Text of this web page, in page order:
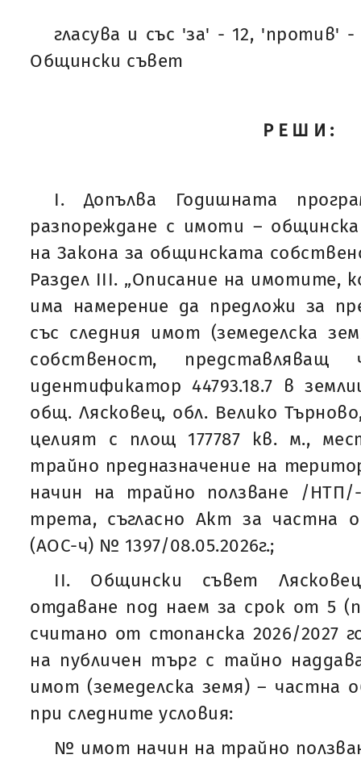
гласува и със 'за' - 12, 'против'
Общински съвет
РЕШИ:
I. Допълва Годишната
разпореждане с имоти –
на Закона за общинската
Раздел III. „Описание на имотите,
има намерение да предложи за
със следния имот (земеделска
собственост,
идентификатор 44793.18.7 в
общ. Лясковец, обл. Велико
целият с площ 177787 кв. м.,
трайно предназначение на
начин на трайно ползване /
трета, съгласно Акт за частна
(АОС-ч) № 1397/08.05.2026г.;
ІI. Общински съвет
отдаване под наем за срок от 5
считано от стопанска 2026/2027
на публичен търг с тайно
имот (земеделска земя) – частна
при следните условия:
№ имот начин на трайно